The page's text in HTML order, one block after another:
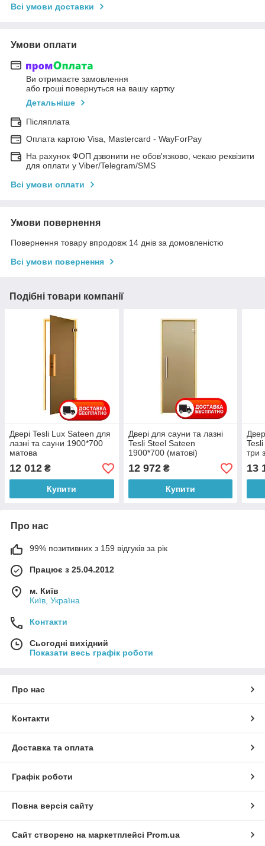
Всі умови доставки
Умови оплати
Ви отримаєте замовлення
або гроші повернуться на вашу картку
Детальніше
Післяплата
Оплата картою Visa, Mastercard - WayForPay
На рахунок ФОП дзвонити не обов'язково, чекаю реквізити
для оплати у Viber/Telegram/SMS
Всі умови оплати
Умови повернення
Повернення товару впродовж 14 днів за домовленістю
Всі умови повернення
Подібні товари компанії
Двері Tesli Lux Sateen для
лазні та сауни 1900*700
матова
12 012 ₴
Купити
Двері для сауни та лазні
Tesli Steel Sateen
1900*700 (матові)
12 972₴
Купити
три
13
Про нас
99% позитивних з 159 відгуків за рік
Працює з 25.04.2012
м. Київ
Київ, Україна
Контакти
Сьогодні вихідний
Показати весь графік роботи
Про нас
Контакти
Доставка та оплата
Графік роботи
Повна версія сайту
Сайт створено на маркетплейсі Prom.ua